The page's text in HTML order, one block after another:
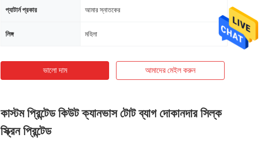
প্যাটার্ন প্রকার আমার স্নাতকের
লিঙ্গ মহিলা
ভালো দাম আমাদের মেইল ​​করুন
কাস্টম প্রিন্টেড কিউট ক্যানভাস টোট ব্যাগ দোকানদার সিল্ক
স্ক্রিন প্রিন্টেড